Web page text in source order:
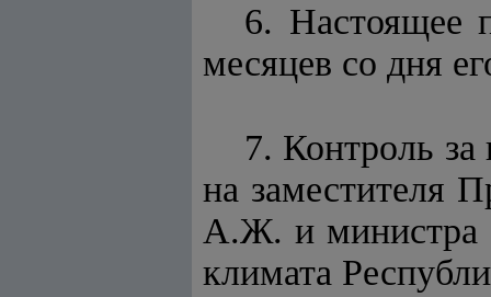
6. Настоящее
месяцев со дня
7. Контроль за
на заместителя
А.Ж. и министра
климата